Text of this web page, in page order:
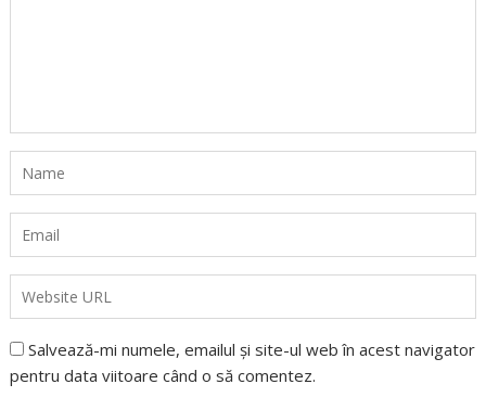
Salvează-mi numele, emailul și site-ul web în acest navigator
pentru data viitoare când o să comentez.